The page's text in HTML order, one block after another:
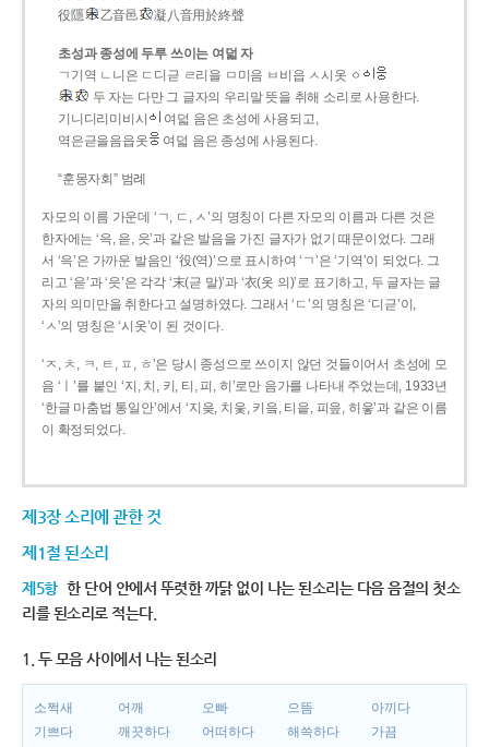
役隱
乙音邑 凝八音用於終聲
초성과 종성에 두루 쓰이는 여덟 자
ㄱ기역 ㄴ니은 ㄷ디귿 ㄹ리을 ㅁ미음 ㅂ비읍 ㅅ시옷 ㆁ
두 자는 다만 그 글자의 우리말 뜻을 취해 소리로 사용한다.
기니디리미비시
여덟 음은 초성에 사용되고,
역은귿을음읍옷
여덟 음은 종성에 사용된다.
“훈몽자회” 범례
자모의 이름 가운데 ‘ㄱ, ㄷ, ㅅ’의 명칭이 다른 자모의 이름과 다른 것은
한자에는 ‘윽, 읃, 읏’과 같은 발음을 가진 글자가 없기 때문이었다. 그래
서 ‘윽’은 가까운 발음인 ‘役(역)’으로 표시하여 ‘ㄱ’은 ‘기역’이 되었다. 그
리고 ‘읃’과 ‘읏’은 각각 ‘末(귿 말)’과 ‘衣(옷 의)’로 표기하고, 두 글자는 글
자의 의미만을 취한다고 설명하였다. 그래서 ‘ㄷ’의 명칭은 ‘디귿’이,
‘ㅅ’의 명칭은 ‘시옷’이 된 것이다.
‘ㅈ, ㅊ, ㅋ, ㅌ, ㅍ, ㅎ’은 당시 종성으로 쓰이지 않던 것들이어서 초성에 모
음 ‘ㅣ’를 붙인 ‘지, 치, 키, 티, 피, 히’로만 음가를 나타내 주었는데, 1933년
‘한글 마춤법 통일안’에서 ‘지읒, 치읓, 키읔, 티읕, 피읖, 히읗’과 같은 이름
이 확정되었다.
제3장 소리에 관한 것
제1절 된소리
제5항 한 단어 안에서 뚜렷한 까닭 없이 나는 된소리는 다음 음절의 첫소
리를 된소리로 적는다.
1. 두 모음 사이에서 나는 된소리
소쩍새 어깨 오빠 으뜸
아끼다
기쁘다
깨끗하다 어떠하다 해쓱하다
가끔